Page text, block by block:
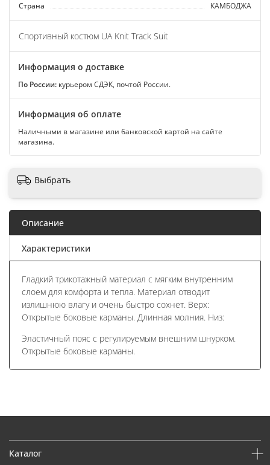
Страна
КАМБОДЖА
Спортивный костюм UA Knit Track Suit
Информация о доставке
По России: курьером СДЭК, почтой России.
Информация об оплате
Наличными в магазине или банковской картой на сайте
магазина.
Выбрать
Описание
Характеристики
Гладкий трикотажный материал с мягким внутренним
слоем для комфорта и тепла. Материал отводит
излишнюю влагу и очень быстро сохнет. Верх:
Открытые боковые карманы. Длинная молния. Низ:
Эластичный пояс с регулируемым внешним шнурком.
Открытые боковые карманы.
Каталог